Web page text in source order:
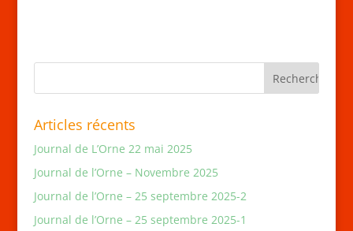
Articles récents
Journal de L’Orne 22 mai 2025
Journal de l’Orne – Novembre 2025
Journal de l’Orne – 25 septembre 2025-2
Journal de l’Orne – 25 septembre 2025-1